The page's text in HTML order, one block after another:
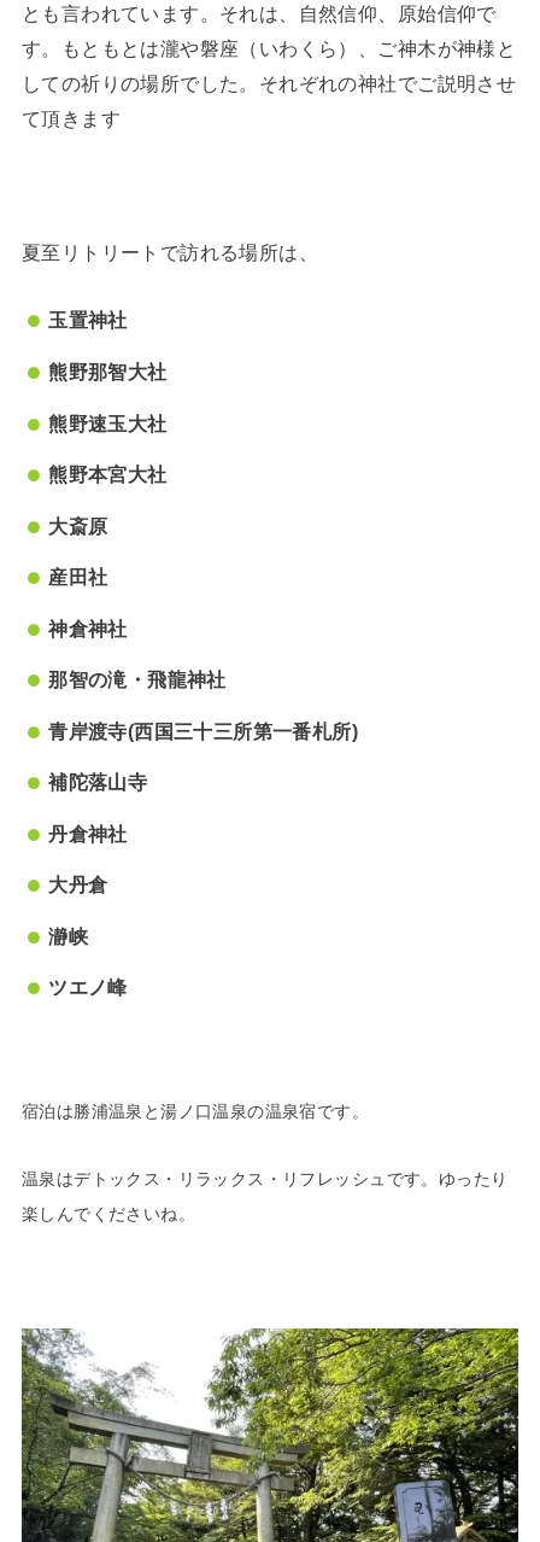
とも言われています。それは、自然信仰、原始信仰で
す。もともとは瀧や磐座（いわくら）、ご神木が神様と
しての祈りの場所でした。それぞれの神社でご説明させ
て頂きます
夏至リトリートで訪れる場所は、
玉置神社
熊野那智大社
熊野速玉大社
熊野本宮大社
大斎原
産田社
神倉神社
那智の滝・飛龍神社
青岸渡寺(西国三十三所第一番札所)
補陀落山寺
丹倉神社
大丹倉
瀞峡
ツエノ峰
宿泊は勝浦温泉と湯ノ口温泉の温泉宿です。
温泉はデトックス・リラックス・リフレッシュです。ゆったり
楽しんでくださいね。